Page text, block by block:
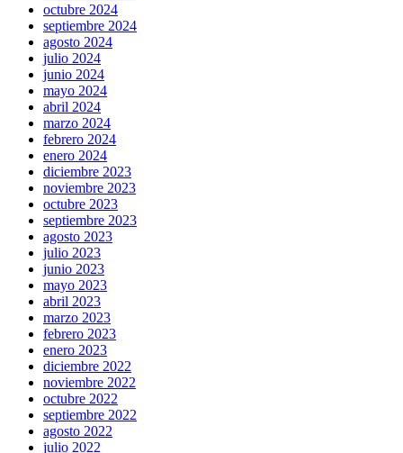
octubre 2024
septiembre 2024
agosto 2024
julio 2024
junio 2024
mayo 2024
abril 2024
marzo 2024
febrero 2024
enero 2024
diciembre 2023
noviembre 2023
octubre 2023
septiembre 2023
agosto 2023
julio 2023
junio 2023
mayo 2023
abril 2023
marzo 2023
febrero 2023
enero 2023
diciembre 2022
noviembre 2022
octubre 2022
septiembre 2022
agosto 2022
julio 2022